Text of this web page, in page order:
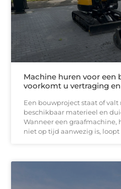
Machine huren voor een
voorkomt u vertraging
Een bouwproject staat of
beschikbaar materieel en
Wanneer een graafmachine,
niet op tijd aanwezig is,